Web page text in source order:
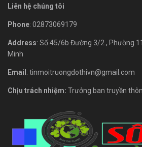
Liên hệ chúng tôi
Phone: 02873069179
Address: Số 45/6b Đường 3/2., Phường
Minh
Email : tinmoitruongdothivn@gmail.com
Chịu trách nhiệm: Trưởng ban truyền